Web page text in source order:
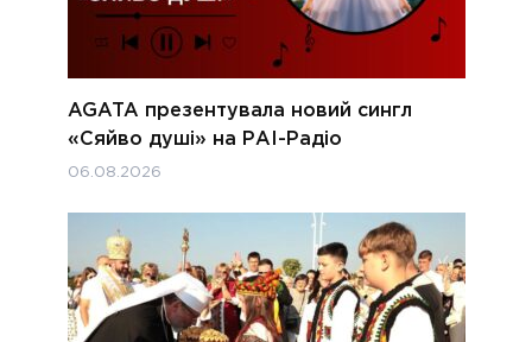
AGATA презентувала новий сингл
«Сяйво душі» на РАІ-Радіо
06.08.2026